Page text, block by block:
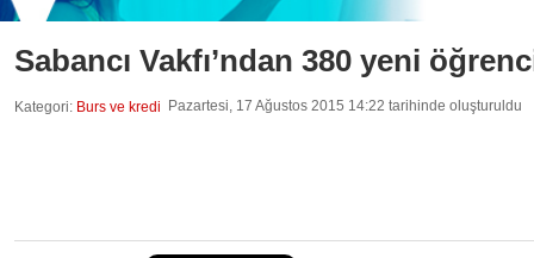
Sabancı Vakfı’ndan 380 yeni
Kategori: Burs ve kredi Pazartesi, 17 Ağustos 2015 14:22 tarihinde oluşturuldu